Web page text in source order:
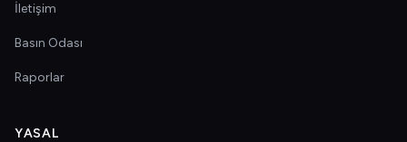
İletişim
Basın Odası
Raporlar
YASAL